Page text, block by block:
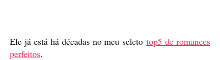
Ele já está há décadas no meu seletotop5 de romances
perfeitos.